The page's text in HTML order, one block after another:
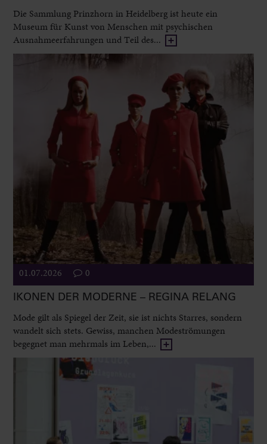
Die Sammlung Prinzhorn in Heidelberg ist heute ein
Museum für Kunst von Menschen mit psychischen
Ausnahmeerfahrungen und Teil des...
01.07.2026 0
IKONEN DER MODERNE – REGINA RELANG
Mode gilt als Spiegel der Zeit, sie ist nichts Starres, sondern
wandelt sich stets. Gewiss, manchen Modeströmungen
begegnet man mehrmals im Leben,...